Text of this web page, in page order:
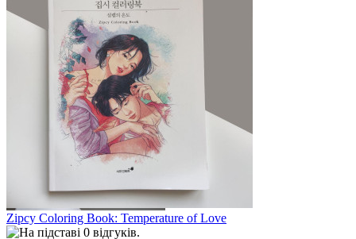
Zipcy Coloring Book: Temperature of Love